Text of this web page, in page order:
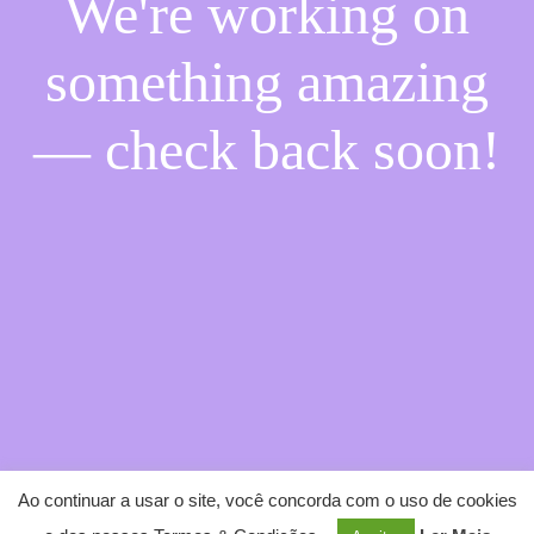
We're working on
something amazing
— check back soon!
Ao continuar a usar o site, você concorda com o uso de cookies